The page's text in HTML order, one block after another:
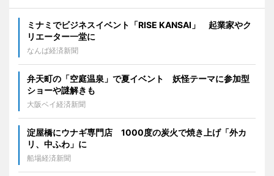
ミナミでビジネスイベント「RISE KANSAI」 起業家やク
リエーター一堂に
なんば経済新聞
弁天町の「空庭温泉」で夏イベント 妖怪テーマに参加型
ショーや謎解きも
大阪ベイ経済新聞
淀屋橋にウナギ専門店 1000度の炭火で焼き上げ「外カ
リ、中ふわ」に
船場経済新聞